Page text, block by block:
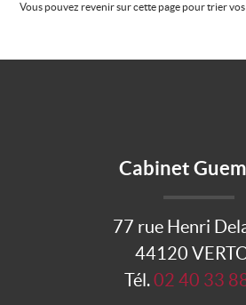
Vous pouvez revenir sur cette page pour trier vos
Cabinet
77 rue Henri
44120
Tél.02 40 33